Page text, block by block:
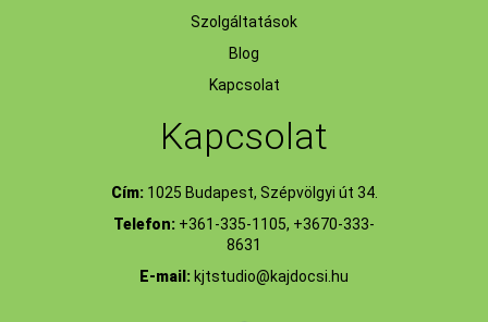
Szolgáltatások
Blog
Kapcsolat
Kapcsolat
Cím:1025 Budapest, Szépvölgyi út 34.
Telefon: +361-335-1105, +3670-333-
8631
E-mail: kjtstudio@kajdocsi.hu